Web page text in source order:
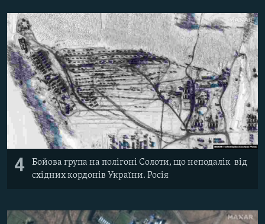
4
Бойова група на полігоні Солоти, що неподалік від
східних кордонів України. Росія